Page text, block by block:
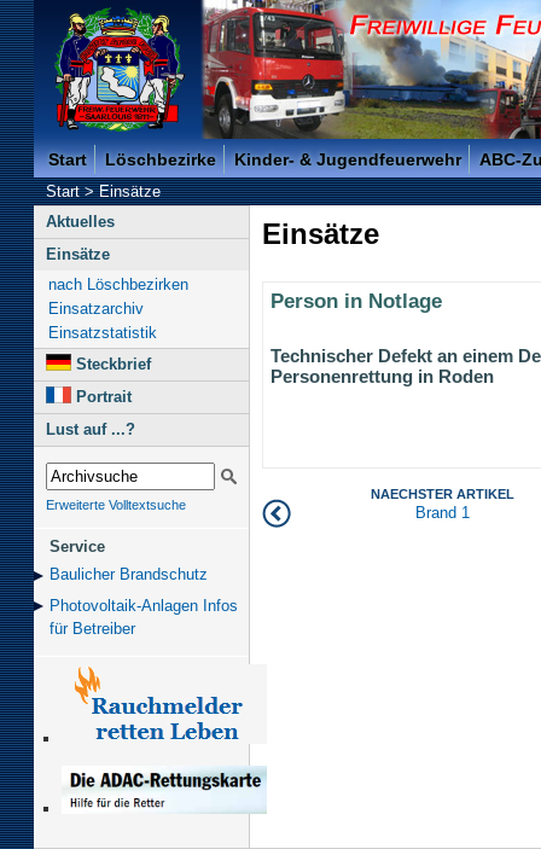
Freiwillige Feuerwehr der Kreisstadt Saarlouis -
Start Löschbezirke Kinder- & Jugendfeuerwehr ABC-
Start>Einsätze
Aktuelles
Einsätze
nach Löschbezirken
Einsatzarchiv
Einsatzstatistik
Steckbrief
Portrait
Lust auf ...?
Erweiterte Volltextsuche
Service
Baulicher Brand­schutz
Photovoltaik-Anlagen Infos
für Betreiber
Einsätze
Person in Notlage
Technischer Defekt an einem
Personenrettung in Roden
NAECHSTER ARTIKEL
Brand 1